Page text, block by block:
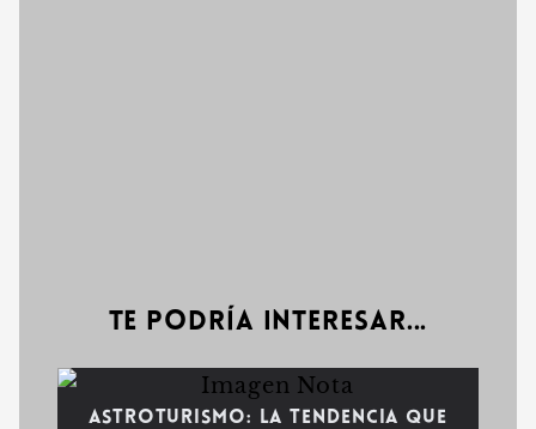
Te podría interesar...
Astroturismo: la tendencia que